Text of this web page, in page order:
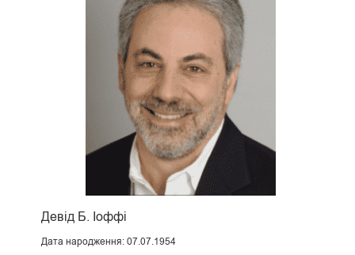
Девід Б. Іоффі
Дата народження: 07.07.1954